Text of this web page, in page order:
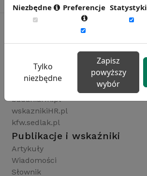
Rynekpracy.pl
sedlak.pl
wynagrodzenia.pl
badaniaHR.pl
wskaznikiHR.pl
kfw.sedlak.pl
Publikacje i wskaźniki
Artykuły
Wiadomości
Słownik
Niezbędne Preferencje Statystyki
Tylko
niezbędne
Zapisz
powyższy
wybór